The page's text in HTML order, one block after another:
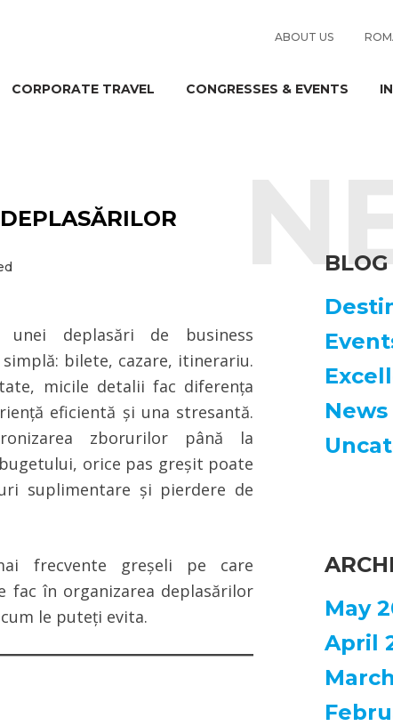
ABOUT US
CORPORATE TRAVEL CONGRESSES & EVENTS
unei deplasări de business
bilete, cazare, itinerariu.
micile detalii fac diferența
eficientă și una stresantă.
zborurilor până la
orice pas greșit poate
suplimentare și pierdere de
frecvente greșeli pe care
fac în organizarea deplasărilor
le puteți evita.
News
May
April